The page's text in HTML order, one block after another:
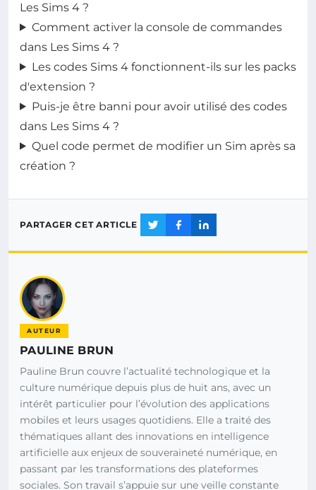
Les Sims 4 ?
Comment activer la console de commandes
dans Les Sims 4 ?
Les codes Sims 4 fonctionnent-ils sur les packs
d'extension ?
Puis-je être banni pour avoir utilisé des codes
dans Les Sims 4 ?
Quel code permet de modifier un Sim après sa
création ?
PARTAGER CET ARTICLE
AUTEUR
PAULINE BRUN
Pauline Brun couvre l’actualité technologique et la
culture numérique depuis plus de huit ans, avec un
intérêt particulier pour l’évolution des applications
mobiles et leurs usages quotidiens. Elle a traité des
thématiques allant des innovations en intelligence
artificielle aux enjeux de souveraineté numérique, en
passant par les transformations des plateformes
sociales. Son travail s’appuie sur une veille constante